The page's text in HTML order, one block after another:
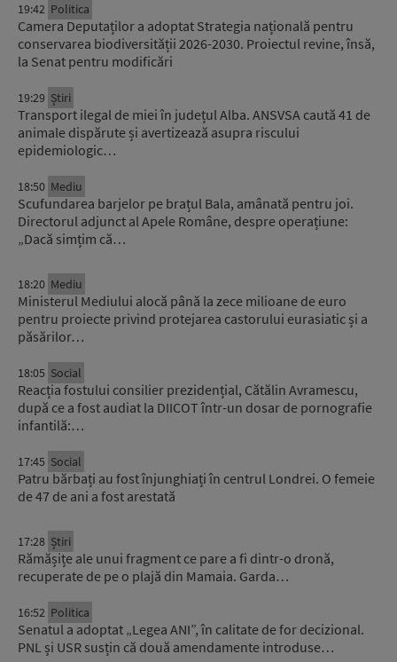
19:42 Politica
Camera Deputaților a adoptat Strategia națională pentru
conservarea biodiversității 2026-2030. Proiectul revine, însă,
la Senat pentru modificări
19:29 Știri
Transport ilegal de miei în județul Alba. ANSVSA caută 41 de
animale dispărute și avertizează asupra riscului
epidemiologic…
18:50 Mediu
Scufundarea barjelor pe brațul Bala, amânată pentru joi.
Directorul adjunct al Apele Române, despre operațiune:
„Dacă simțim că…
18:20 Mediu
Ministerul Mediului alocă până la zece milioane de euro
pentru proiecte privind protejarea castorului eurasiatic și a
păsărilor…
18:05 Social
Reacția fostului consilier prezidențial, Cătălin Avramescu,
după ce a fost audiat la DIICOT într-un dosar de pornografie
infantilă:…
17:45 Social
Patru bărbați au fost înjunghiați în centrul Londrei. O femeie
de 47 de ani a fost arestată
17:28 Știri
Rămășițe ale unui fragment ce pare a fi dintr-o dronă,
recuperate de pe o plajă din Mamaia. Garda…
16:52 Politica
Senatul a adoptat „Legea ANI”, în calitate de for decizional.
PNL și USR susțin că două amendamente introduse…